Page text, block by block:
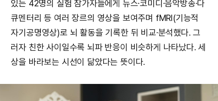
있는 42명의 실험 참가자들에게 뉴스·코미디·음악방송·다
큐멘터리 등 여러 장르의 영상을 보여주며 fMRI(기능적
자기공명영상)로 뇌 활동을 기록한 뒤 비교·분석했다. 그
러자 친한 사이일수록 뇌파 반응이 비슷하게 나타났다. 세
상을 바라보는 시선이 닮았다는 뜻이다.